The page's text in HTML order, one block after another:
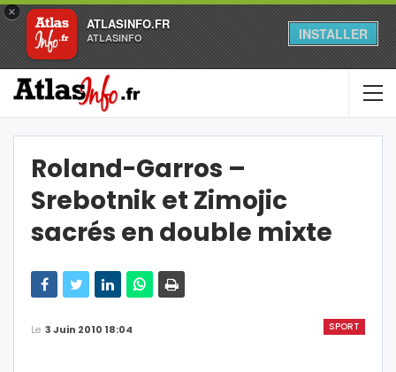
×
ATLASINFO.FR
ATLASINFO INSTALLER
Roland-Garros –
Srebotnik et Zimojic
sacrés en double mixte
SPORT
Le 3 Juin 2010 18:04